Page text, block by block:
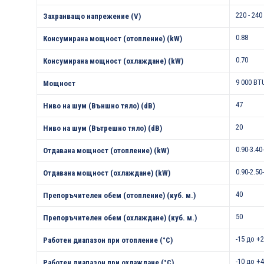
Захранващо напрежение (V) 220 - 240
Консумирана мощност (отопление) (kW) 0.88
Консумирана мощност (охлаждане) (kW) 0.70
Мощност 9 000
Ниво на шум (Външно тяло) (dB) 47
Ниво на шум (Вътрешно тяло) (dB) 20
Отдавана мощност (отопление) (kW) 0.90-
Отдавана мощност (охлаждане) (kW) 0.90-
Препоръчителен обем (отопление) (куб. м.) 40
Препоръчителен обем (охлаждане) (куб. м.) 50
Работен диапазон при отопление (°С) -15 до
-10 до